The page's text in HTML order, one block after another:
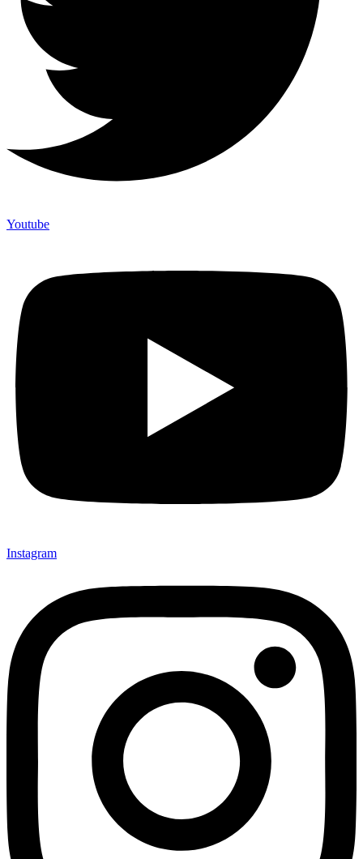
Youtube
Instagram